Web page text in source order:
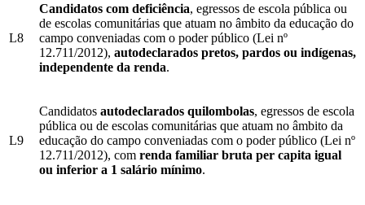
L8
Candidatos com deficiência, egressos de escola pública ou
de escolas comunitárias que atuam no âmbito da educação do
campo conveniadas com o poder público (Lei nº
12.711/2012), autodeclarados pretos, pardos ou indígenas,
independente da renda.
L9
Candidatos autodeclarados quilombolas, egressos de escola
pública ou de escolas comunitárias que atuam no âmbito da
educação do campo conveniadas com o poder público (Lei nº
12.711/2012), com renda familiar bruta per capita igual
ou inferior a 1 salário mínimo.